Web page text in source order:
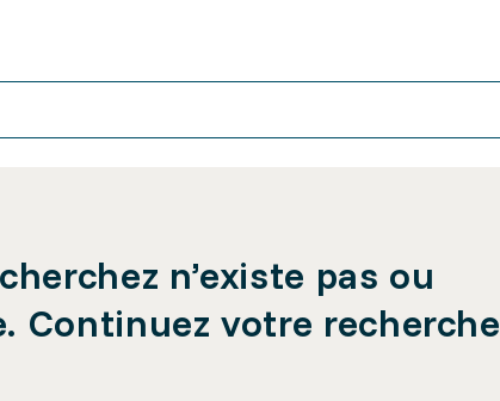
n’existe pas ou
Continuez votre recherche